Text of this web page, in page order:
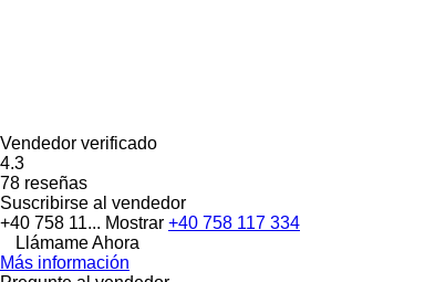
Vendedor verificado
4.3
78 reseñas
Suscribirse al vendedor
+40 758 11... Mostrar +40 758 117 334
Llámame Ahora
Más información